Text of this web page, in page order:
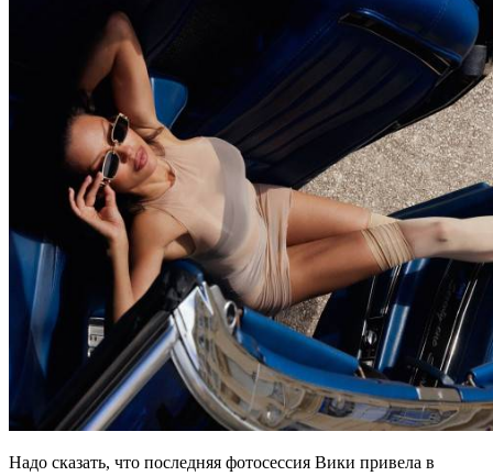
Надо сказать, что последняя фотосессия Вики привела в